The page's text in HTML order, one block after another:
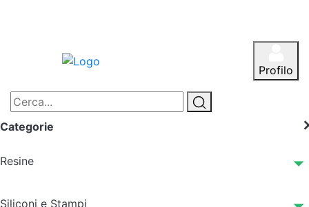
Profilo
Categorie
Resine
Siliconi e Stampi